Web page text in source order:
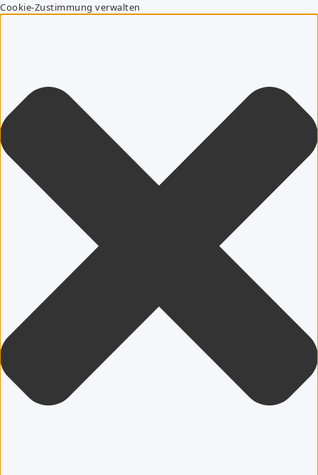
Cookie-Zustimmung verwalten